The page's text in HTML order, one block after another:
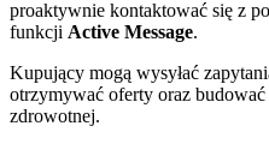
proaktywnie kontaktować się z
funkcji Active Message.
Kupujący mogą wysyłać
otrzymywać oferty oraz budować
zdrowotnej.